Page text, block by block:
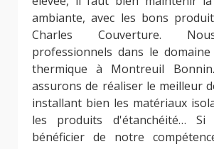
ambiante, avec les bons
Charles Couverture.
professionnels dans le
thermique à Montreuil
assurons de réaliser le meilleur
installant bien les matériaux
les produits d'étanchéité… Si
bénéficier de notre